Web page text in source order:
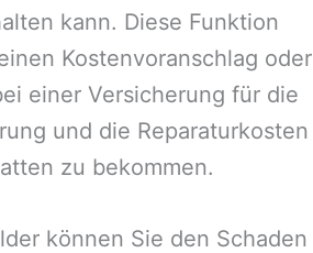
kann. Diese Funktion
Kostenvoranschlag oder
einer Versicherung für die
und die Reparaturkosten
zu bekommen.
können Sie den Schaden